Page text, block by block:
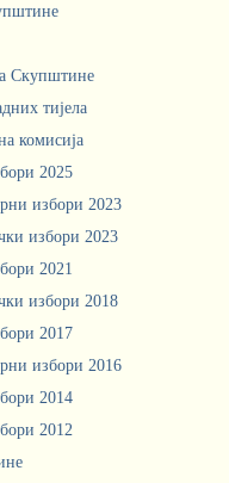
Скупштине
тијела
комисија
2025
избори 2023
избори 2023
2021
избори 2018
2017
избори 2016
2014
2012